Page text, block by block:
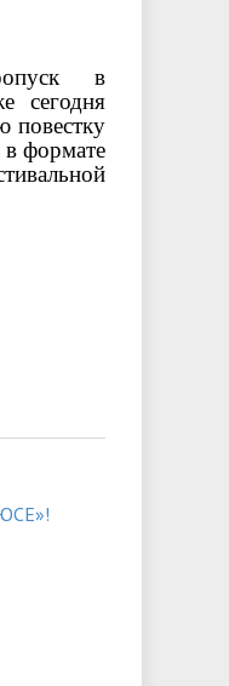
в
сегодня
повестку
формате